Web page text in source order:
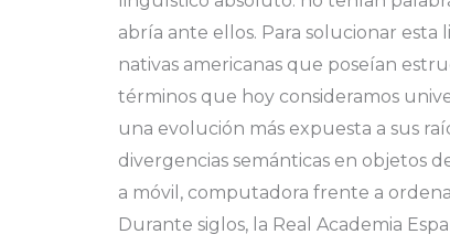
abría ante ellos. Para solucionar
nativas americanas que poseían
términos que hoy consideramos
una evolución más expuesta a sus
divergencias semánticas en objetos
a móvil, computadora frente a
Durante siglos, la Real Academia